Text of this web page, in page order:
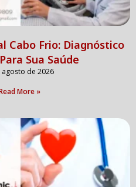
Cabo Frio: Diagnóstico
Sua Saúde
agosto de 2026
More »